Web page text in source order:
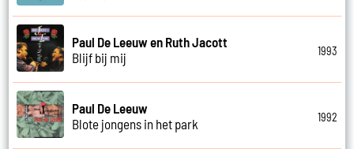
Paul De Leeuw en Ruth Jacott
Blijf bij mij
1993
Paul De Leeuw
Blote jongens in het park
1992